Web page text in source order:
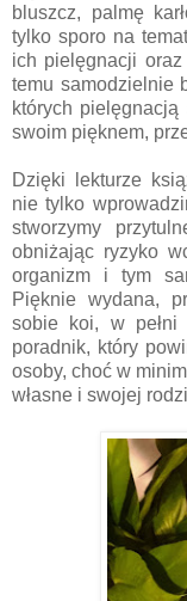
bluszcz, palmę
tylko sporo na
ich pielęgnacji
temu samodzielnie
których
swoim pięknem,
Dzięki lekturze
nie tylko
stworzymy
obniżając ryzyko
organizm i tym
Pięknie wydana,
sobie koi, w pełni
poradnik, który
osoby, choć w
własne i swojej